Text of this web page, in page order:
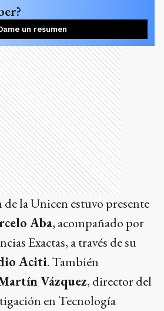
un resumen
la Unicen estuvo presente
Aba, acompañado por
Exactas, a través de su
Aciti. También
Vázquez, director del
en Tecnología